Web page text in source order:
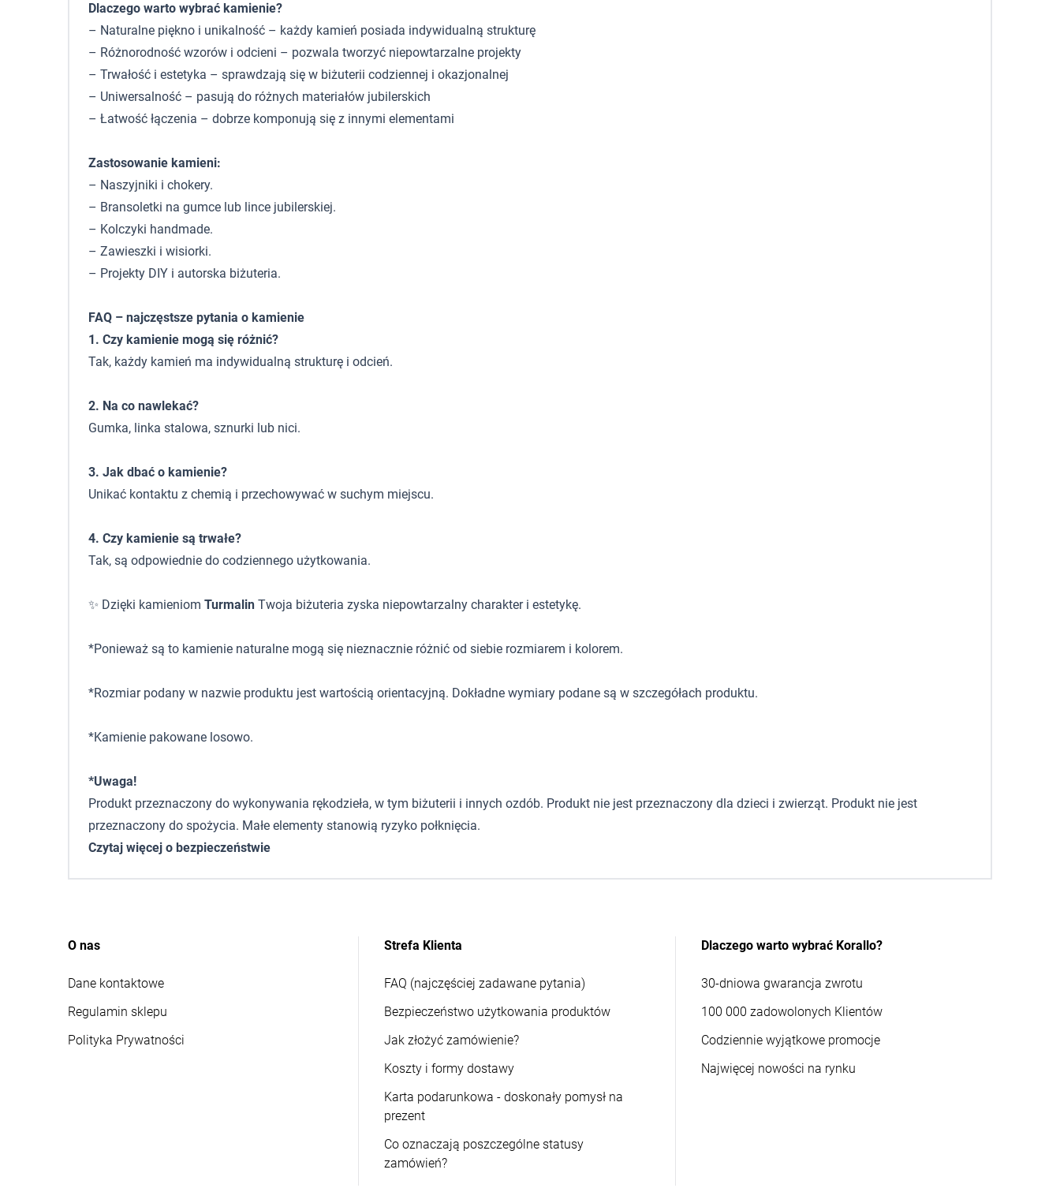
Dlaczego warto wybrać kamienie?
– Naturalne piękno i unikalność – każdy kamień posiada indywidualną strukturę
– Różnorodność wzorów i odcieni – pozwala tworzyć niepowtarzalne projekty
– Trwałość i estetyka – sprawdzają się w biżuterii codziennej i okazjonalnej
– Uniwersalność – pasują do różnych materiałów jubilerskich
– Łatwość łączenia – dobrze komponują się z innymi elementami
Zastosowanie kamieni:
– Naszyjniki i chokery.
– Bransoletki na gumce lub lince jubilerskiej.
– Kolczyki handmade.
– Zawieszki i wisiorki.
– Projekty DIY i autorska biżuteria.
FAQ – najczęstsze pytania o kamienie
1. Czy kamienie mogą się różnić?
Tak, każdy kamień ma indywidualną strukturę i odcień.
2. Na co nawlekać?
Gumka, linka stalowa, sznurki lub nici.
3. Jak dbać o kamienie?
Unikać kontaktu z chemią i przechowywać w suchym miejscu.
4. Czy kamienie są trwałe?
Tak, są odpowiednie do codziennego użytkowania.
✨ Dzięki kamieniom Turmalin Twoja biżuteria zyska niepowtarzalny charakter i estetykę.
*Ponieważ są to kamienie naturalne mogą się nieznacznie różnić od siebie rozmiarem i kolorem.
*Rozmiar podany w nazwie produktu jest wartością orientacyjną. Dokładne wymiary podane są w szczegółach produktu.
*Kamienie pakowane losowo.
*Uwaga!
Produkt przeznaczony do wykonywania rękodzieła, w tym biżuterii i innych ozdób. Produkt nie jest przeznaczony dla dzieci i zwierząt. Produkt nie jest
przeznaczony do spożycia. Małe elementy stanowią ryzyko połknięcia.
Czytaj więcej o bezpieczeństwie
O nas
Dane kontaktowe
Regulamin sklepu
Polityka Prywatności
Strefa Klienta
FAQ (najczęściej zadawane pytania)
Bezpieczeństwo użytkowania produktów
Jak złożyć zamówienie?
Koszty i formy dostawy
Karta podarunkowa - doskonały pomysł na
prezent
Co oznaczają poszczególne statusy
zamówień?
Dlaczego warto wybrać Korallo?
30-dniowa gwarancja zwrotu
100 000 zadowolonych Klientów
Codziennie wyjątkowe promocje
Najwięcej nowości na rynku